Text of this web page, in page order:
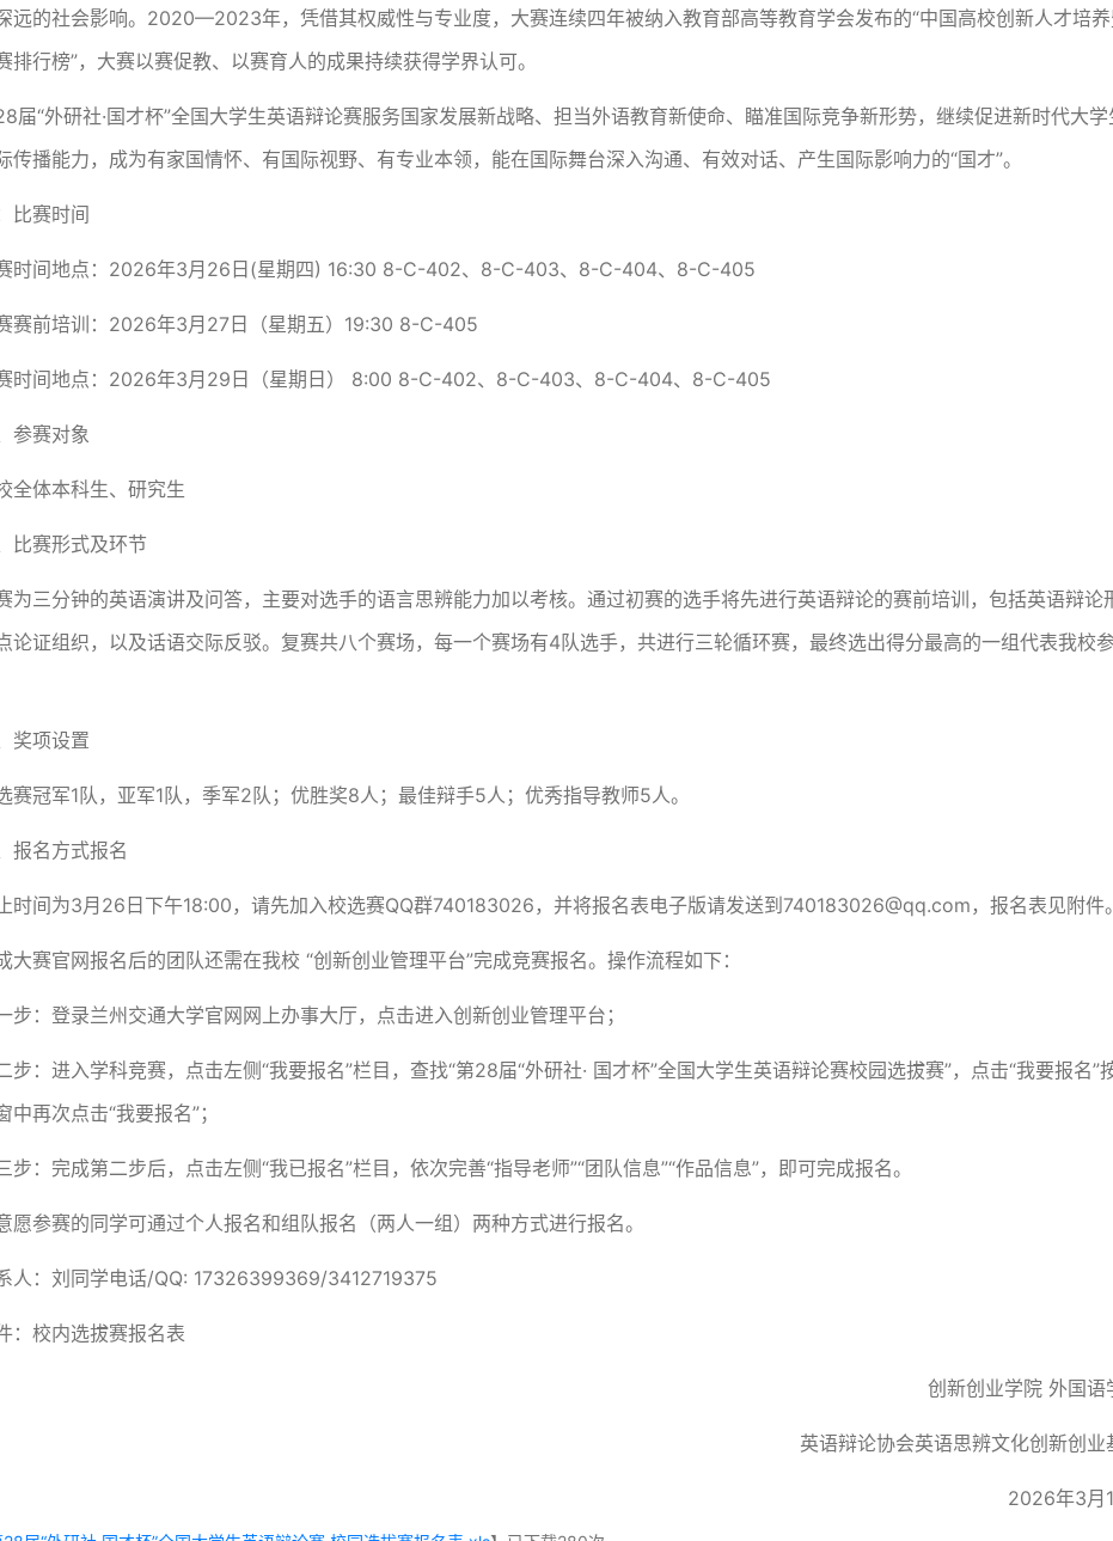
远的社会影响。2020—2023年，凭借其权威性与专业度，大赛连续四年被纳入教育部高等教育学会发布的“中国高校创新人才培
排行榜”，大赛以赛促教、以赛育人的成果持续获得学界认可。
届“外研社·国才杯”全国大学生英语辩论赛服务国家发展新战略、担当外语教育新使命、瞄准国际竞争新形势，继续促进新时代大学
传播能力，成为有家国情怀、有国际视野、有专业本领，能在国际舞台深入沟通、有效对话、产生国际影响力的“国才”。
比赛时间
时间地点：2026年3月26日(星期四) 16:30 8-C-402、8-C-403、8-C-404、8-C-405
赛前培训：2026年3月27日（星期五）19:30 8-C-405
时间地点：2026年3月29日（星期日） 8:00 8-C-402、8-C-403、8-C-404、8-C-405
参赛对象
全体本科生、研究生
比赛形式及环节
为三分钟的英语演讲及问答，主要对选手的语言思辨能力加以考核。通过初赛的选手将先进行英语辩论的赛前培训，包括英语辩论
论证组织，以及话语交际反驳。复赛共八个赛场，每一个赛场有4队选手，共进行三轮循环赛，最终选出得分最高的一组代表我校
奖项设置
赛冠军1队，亚军1队，季军2队；优胜奖8人；最佳辩手5人；优秀指导教师5人。
报名方式报名
时间为3月26日下午18:00，请先加入校选赛QQ群740183026，并将报名表电子版请发送到740183026@qq.com，报名表见附件
大赛官网报名后的团队还需在我校 “创新创业管理平台”完成竞赛报名。操作流程如下：
步：登录兰州交通大学官网网上办事大厅，点击进入创新创业管理平台；
步：进入学科竞赛，点击左侧“我要报名”栏目，查找“第28届“外研社· 国才杯”全国大学生英语辩论赛校园选拔赛”，点击“我要报名”
中再次点击“我要报名”；
步：完成第二步后，点击左侧“我已报名”栏目，依次完善“指导老师”“团队信息”“作品信息”，即可完成报名。
愿参赛的同学可通过个人报名和组队报名（两人一组）两种方式进行报名。
人：刘同学电话/QQ: 17326399369/3412719375
：校内选拔赛报名表
创新创业学院 外国语
英语辩论协会英语思辨文化创新创业
2026年3月